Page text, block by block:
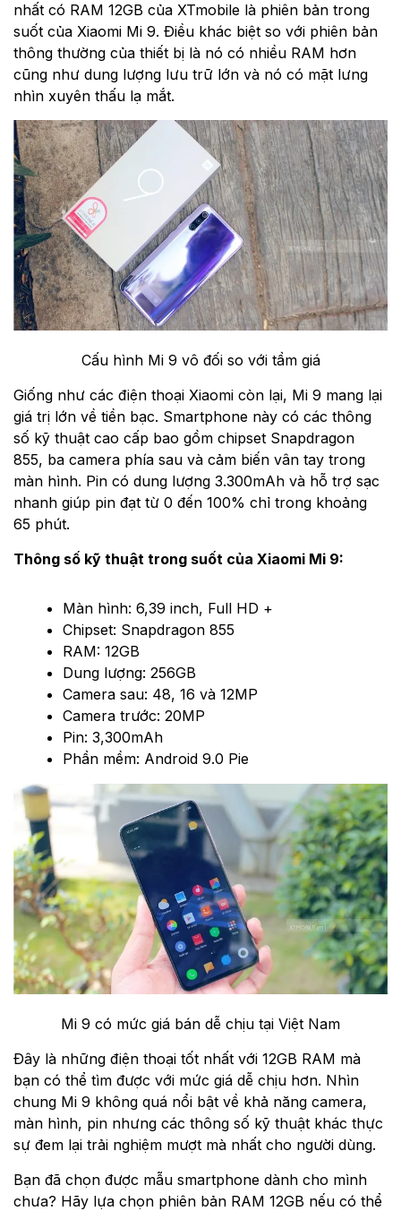
nhất có RAM 12GB của XTmobile là phiên bản trong
suốt của Xiaomi Mi 9. Điều khác biệt so với phiên bản
thông thường của thiết bị là nó có nhiều RAM hơn
cũng như dung lượng lưu trữ lớn và nó có mặt lưng
nhìn xuyên thấu lạ mắt.
Cấu hình Mi 9 vô đối so với tầm giá
Giống như các điện thoại Xiaomi còn lại, Mi 9 mang lại
giá trị lớn về tiền bạc. Smartphone này có các thông
số kỹ thuật cao cấp bao gồm chipset Snapdragon
855, ba camera phía sau và cảm biến vân tay trong
màn hình. Pin có dung lượng 3.300mAh và hỗ trợ sạc
nhanh giúp pin đạt từ 0 đến 100% chỉ trong khoảng
65 phút.
Thông số kỹ thuật trong suốt của Xiaomi Mi 9:
Màn hình: 6,39 inch, Full HD +
Chipset: Snapdragon 855
RAM: 12GB
Dung lượng: 256GB
Camera sau: 48, 16 và 12MP
Camera trước: 20MP
Pin: 3,300mAh
Phần mềm: Android 9.0 Pie
Mi 9 có mức giá bán dễ chịu tại Việt Nam
Đây là những điện thoại tốt nhất với 12GB RAM mà
bạn có thể tìm được với mức giá dễ chịu hơn. Nhìn
chung Mi 9 không quá nổi bật về khả năng camera,
màn hình, pin nhưng các thông số kỹ thuật khác thực
sự đem lại trải nghiệm mượt mà nhất cho người dùng.
Bạn đã chọn được mẫu smartphone dành cho mình
chưa? Hãy lựa chọn phiên bản RAM 12GB nếu có thể